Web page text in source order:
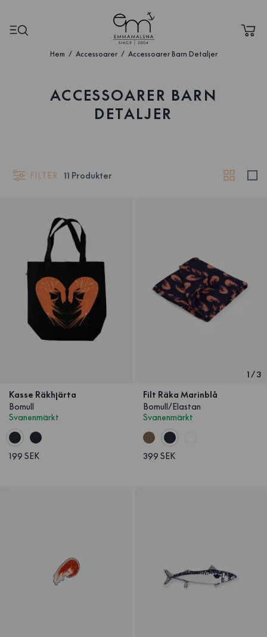
Hem Accessoarer Accessoarer Barn Detaljer
ACCESSOARER BARN
DETALJER
FILTER 11 Produkter
Kasse Räkhjärta
Bomull
Svanenmärkt
199 SEK
1/3
Filt Räka Marinblå
Bomull/Elastan
Svanenmärkt
399 SEK